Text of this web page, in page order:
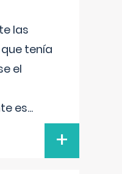
las
tenía
el
es...
+